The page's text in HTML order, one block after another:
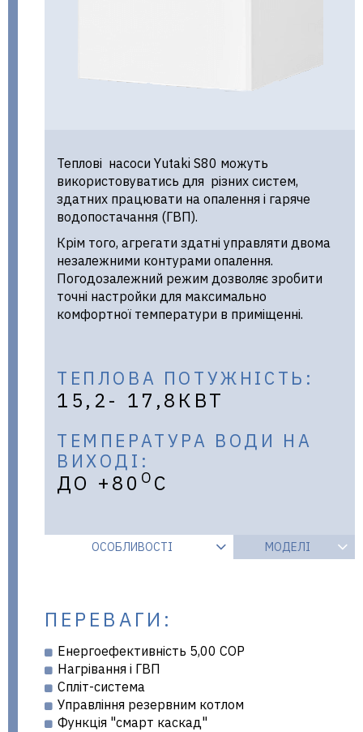
Теплові насоси Yutaki S80 можуть
використовуватись для різних систем,
здатних працювати на опалення і гаряче
водопостачання (ГВП).
Крім того, агрегати здатні управляти двома
незалежними контурами опалення.
Погодозалежний режим дозволяє зробити
точні настройки для максимально
комфортної температури в приміщенні.
ТЕПЛОВА ПОТУЖНІСТЬ:
15,2- 17,8КВТ
ТЕМПЕРАТУРА ВОДИ НА
ВИХОДІ:
ДО +80 О С
ОСОБЛИВОСТІ МОДЕЛІ
ПЕРЕВАГИ:
Енергоефективність 5,00 COP
Нагрівання і ГВП
Спліт-система
Управління резервним котлом
Функція "смарт каскад"